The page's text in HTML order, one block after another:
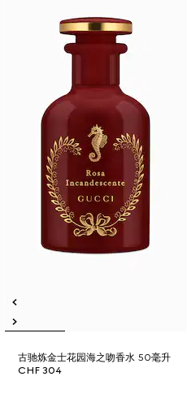
古驰炼金士花园海之吻香水 50毫升
CHF 304